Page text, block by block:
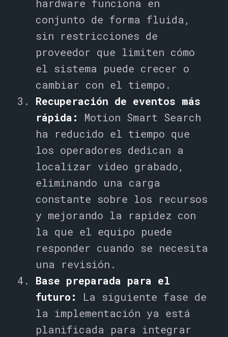
hardware funciona en
conjunto de forma fluida,
sin restricciones de
proveedor que limiten cómo
el sistema puede crecer o
cambiar con el tiempo.
Recuperación de eventos más
rápida:
Motion Smart Search
ha reducido el tiempo que
los operadores dedican a
localizar video grabado,
eliminando una carga
constante sobre los recursos
y mejorando la rapidez con
la que el equipo puede
responder cuando se necesita
una revisión.
Base preparada para el
futuro: La siguiente fase de
la implementación ya está
planificada para integrar